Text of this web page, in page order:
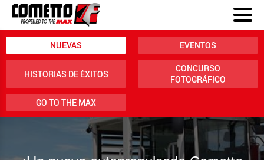
NUEVAS EVENTOS
HISTORIAS DE ÉXITOS
CONCURSO
FOTOGRÁFICO
GO TO THE MAX